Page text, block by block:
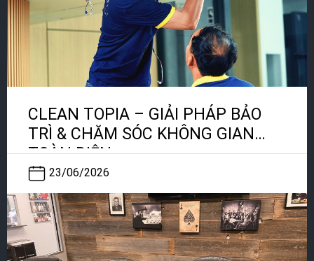
CLEAN TOPIA – GIẢI PHÁP BẢO
TRÌ & CHĂM SÓC KHÔNG GIAN
TOÀN DIỆN
23/06/2026